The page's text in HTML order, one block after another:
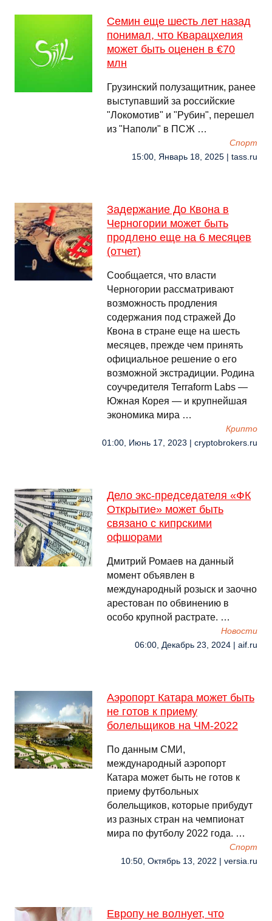
Семин еще шесть лет назад
понимал, что Кварацхелия
может быть оценен в €70
млн
Грузинский полузащитник, ранее
выступавший за российские
"Локомотив" и "Рубин", перешел
из "Наполи" в ПСЖ …
Спорт
15:00, Январь 18, 2025 | tass.ru
Задержание До Квона в
Черногории может быть
продлено еще на 6 месяцев
(отчет)
Сообщается, что власти
Черногории рассматривают
возможность продления
содержания под стражей До
Квона в стране еще на шесть
месяцев, прежде чем принять
официальное решение о его
возможной экстрадиции. Родина
соучредителя Terraform Labs —
Южная Корея — и крупнейшая
экономика мира …
Крипто
01:00, Июнь 17, 2023 | cryptobrokers.ru
Дело экс-председателя «ФК
Открытие» может быть
связано с кипрскими
офшорами
Дмитрий Ромаев на данный
момент объявлен в
международный розыск и заочно
арестован по обвинению в
особо крупной растрате. …
Новости
06:00, Декабрь 23, 2024 | aif.ru
Аэропорт Катара может быть
не готов к приему
болельщиков на ЧМ-2022
По данным СМИ,
международный аэропорт
Катара может быть не готов к
приему футбольных
болельщиков, которые прибудут
из разных стран на чемпионат
мира по футболу 2022 года. …
Спорт
10:50, Октябрь 13, 2022 | versia.ru
Европу не волнует, что